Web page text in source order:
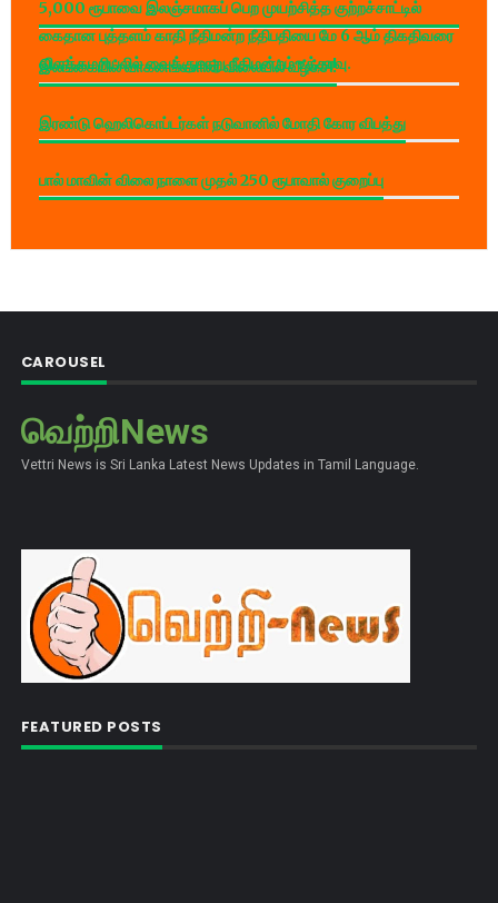
5,000 ரூபாவை இலஞ்சமாகப் பெற முயற்சித்த குற்றச்சாட்டில்
கைதான புத்தளம் காதி நீதிமன்ற நீதிபதியை மே 6 ஆம் திகதிவரை
விளக்கமறியலில் வைக்குமாறு நீதிமன்றம் உத்தரவு.
இலங்கையில் வாகனங்களின் விலையில் வீழ்ச்சி!
இரண்டு ஹெலிகொப்டர்கள் நடுவானில் மோதி கோர விபத்து
பால் மாவின் விலை நாளை முதல் 250 ரூபாவால் குறைப்பு
CAROUSEL
வெற்றிNews
Vettri News is Sri Lanka Latest News Updates in Tamil Language.
FEATURED POSTS